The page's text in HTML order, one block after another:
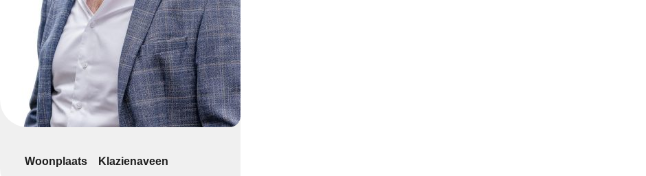
Woonplaats Klazienaveen